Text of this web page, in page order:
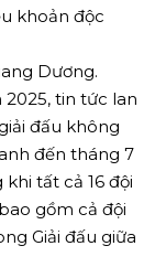
khoản độc
Dương.
tin tức lan
đấu không
đến tháng 7
tất cả 16 đội
gồm cả đội
Giải đấu giữa